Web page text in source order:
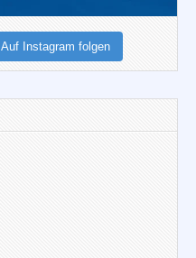
Auf Instagram folgen